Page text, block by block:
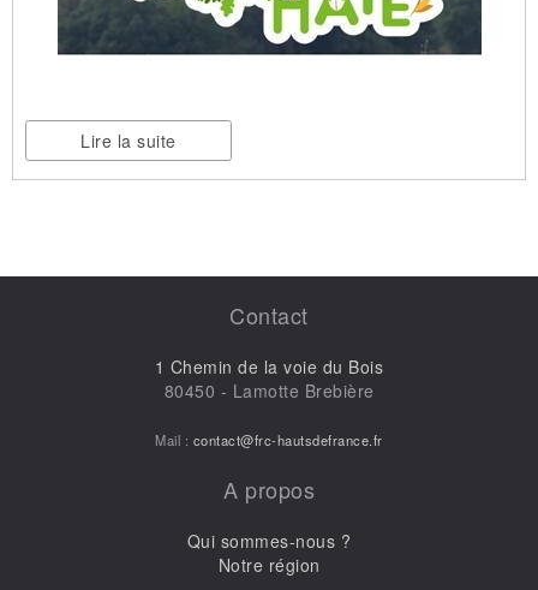
Lire la suite
Contact
1 Chemin de la voie du Bois
80450 - Lamotte Brebière
Mail : contact@frc-hautsdefrance.fr
A propos
Qui sommes-nous ?
Notre région